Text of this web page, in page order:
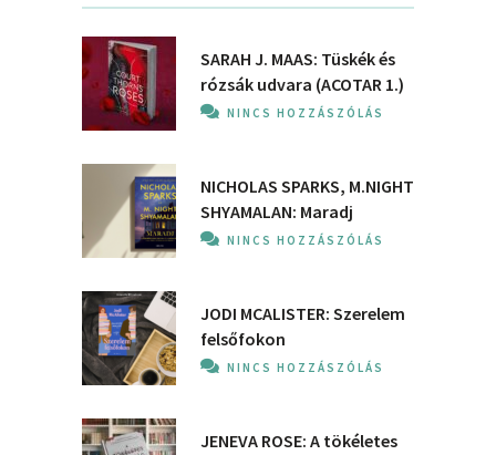
SARAH J. MAAS: Tüskék és
rózsák udvara (ACOTAR 1.)
NINCS HOZZÁSZÓLÁS
NICHOLAS SPARKS, M.NIGHT
SHYAMALAN: Maradj
NINCS HOZZÁSZÓLÁS
JODI MCALISTER: Szerelem
felsőfokon
NINCS HOZZÁSZÓLÁS
JENEVA ROSE: A ​tökéletes